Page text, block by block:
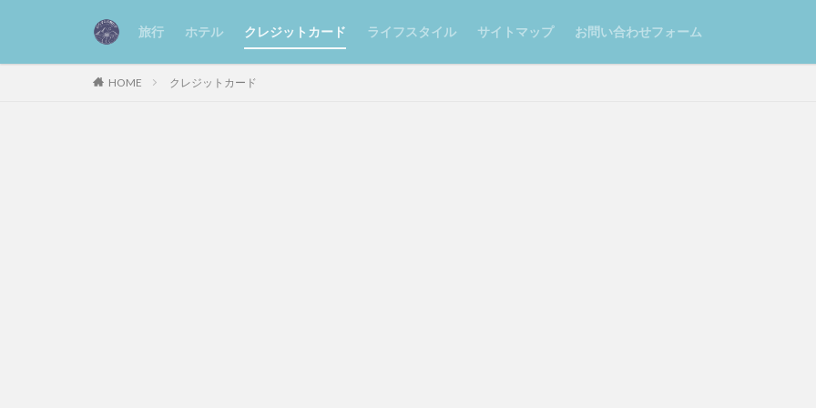
旅行 ホテル クレジットカード ライフスタイル サイトマップ お問い合わせフォーム
HOME クレジットカード